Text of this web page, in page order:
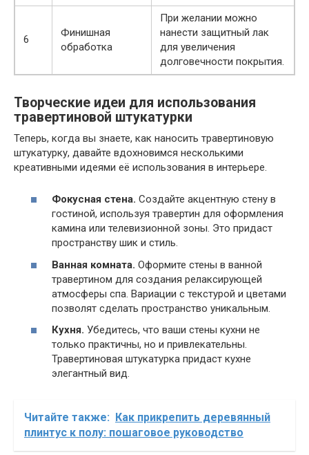
6
Финишная
обработка
При желании можно
нанести защитный лак
для увеличения
долговечности покрытия.
Творческие идеи для использования
травертиновой штукатурки
Теперь, когда вы знаете, как наносить травертиновую
штукатурку, давайте вдохновимся несколькими
креативными идеями её использования в интерьере.
Фокусная стена. Создайте акцентную стену в
гостиной, используя травертин для оформления
камина или телевизионной зоны. Это придаст
пространству шик и стиль.
Ванная комната. Оформите стены в ванной
травертином для создания релаксирующей
атмосферы спа. Вариации с текстурой и цветами
позволят сделать пространство уникальным.
Кухня. Убедитесь, что ваши стены кухни не
только практичны, но и привлекательны.
Травертиновая штукатурка придаст кухне
элегантный вид.
Читайте также:
Как прикрепить деревянный
плинтус к полу: пошаговое руководство